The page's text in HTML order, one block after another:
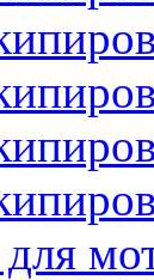
для